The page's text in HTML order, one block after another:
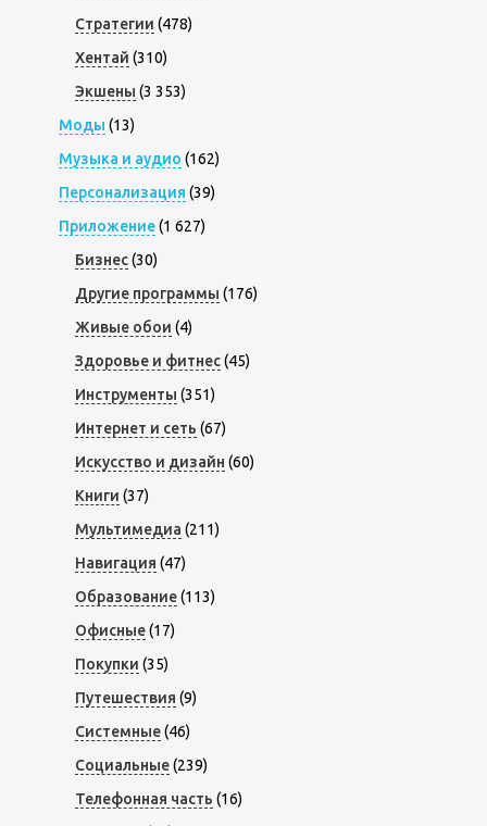
Стратегии (478)
Хентай (310)
Экшены (3 353)
Моды (13)
Музыка и аудио (162)
Персонализация (39)
Приложение(1 627)
Бизнес(30)
Другие программы (176)
Живые обои (4)
Здоровье и фитнес(45)
Инструменты (351)
Интернет и сеть (67)
Искусство и дизайн (60)
Книги (37)
Мультимедиа (211)
Навигация (47)
Образование(113)
Офисные(17)
Покупки (35)
Путешествия (9)
Системные(46)
Социальные(239)
Телефонная часть (16)